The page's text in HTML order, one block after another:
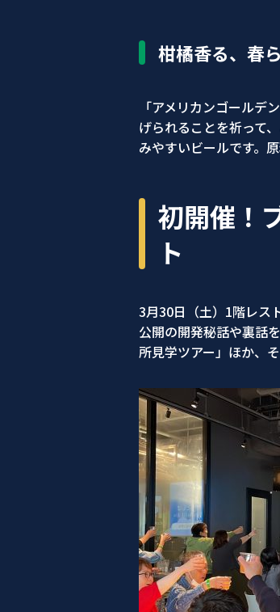
柑橘香る、春
「アメリカンゴール
げられることを祈って
みやすいビールです。
初開催！
ト
3月30日（土）1階レス
公開の開発秘話や裏話
所見学ツアー」ほか、